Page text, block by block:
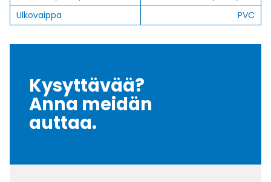
Ulkovaippa
PVC
Kysyttävää?
Anna meidän
auttaa.